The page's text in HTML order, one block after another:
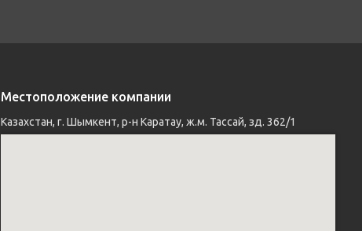
Местоположение компании
Казахстан, г. Шымкент, р-н Каратау, ж.м. Тассай, зд. 362/1